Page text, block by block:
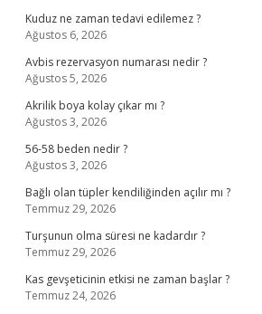
Kuduz ne zaman tedavi edilemez ?
Ağustos 6, 2026
Avbis rezervasyon numarası nedir ?
Ağustos 5, 2026
Akrilik boya kolay çıkar mı ?
Ağustos 3, 2026
56-58 beden nedir ?
Ağustos 3, 2026
Bağlı olan tüpler kendiliğinden açılır mı ?
Temmuz 29, 2026
Turşunun olma süresi ne kadardır ?
Temmuz 29, 2026
Kas gevşeticinin etkisi ne zaman başlar ?
Temmuz 24, 2026